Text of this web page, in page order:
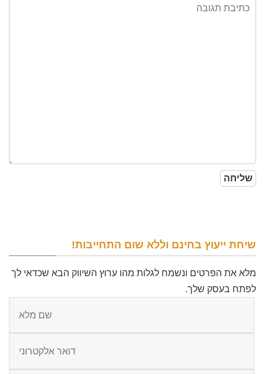
שיחת ייעוץ בחינם וללא שום התחייבות!
מלא את הפרטים ונשמח לגלות מהו ערוץ השיווק הבא שכדאי לך
לפתח בעסק שלך.